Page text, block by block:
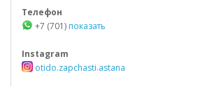
Телефон
+7 (701) показать
Instagram
otido.zapchasti.astana